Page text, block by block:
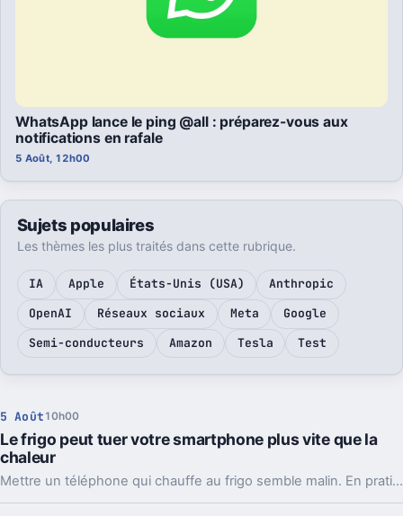
WhatsApp lance le ping @all : préparez-vous aux
notifications en rafale
5 Août, 12h00
Sujets populaires
Les thèmes les plus traités dans cette rubrique.
IA Apple États-Unis (USA)
Anthropic
OpenAI
Réseaux sociaux Meta
Google
Semi-conducteurs
Amazon Tesla Test
5 Août 10h00
Le frigo peut tuer votre smartphone plus vite que la
chaleur
Mettre un téléphone qui chauffe au frigo semble malin. En pratique, la condensation et le choc thermique peuvent l’abîmer bien plus vite.